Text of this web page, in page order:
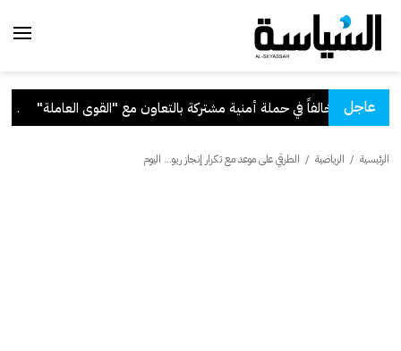
عاجل .
الرئيسية / الرياضية / الطرقي على موعد مع تكرار إنجاز ريو... اليوم